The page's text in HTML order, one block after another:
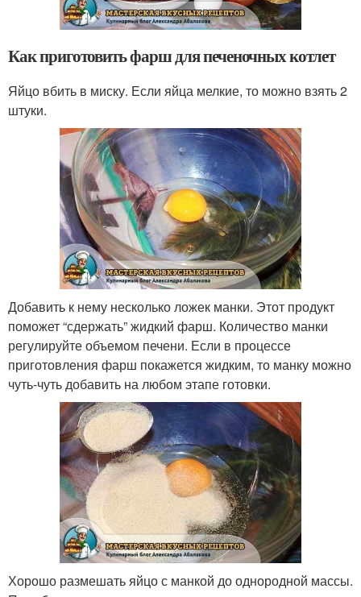
Как приготовить фарш для печеночных котлет
Яйцо вбить в миску. Если яйца мелкие, то можно взять 2
штуки.
Добавить к нему несколько ложек манки. Этот продукт
поможет “сдержать” жидкий фарш. Количество манки
регулируйте объемом печени. Если в процессе
приготовления фарш покажется жидким, то манку можно
чуть-чуть добавить на любом этапе готовки.
Хорошо размешать яйцо с манкой до однородной массы.